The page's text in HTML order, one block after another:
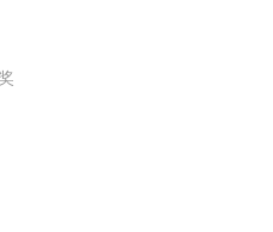
以提高人们的生活品质为美
全意为客户服务，提升产品
成长。
经营、用心服务、实干兴